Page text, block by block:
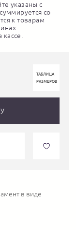
указаны с
со
к товарам
ТАБЛИЦА
РАЗМЕРОВ
в виде